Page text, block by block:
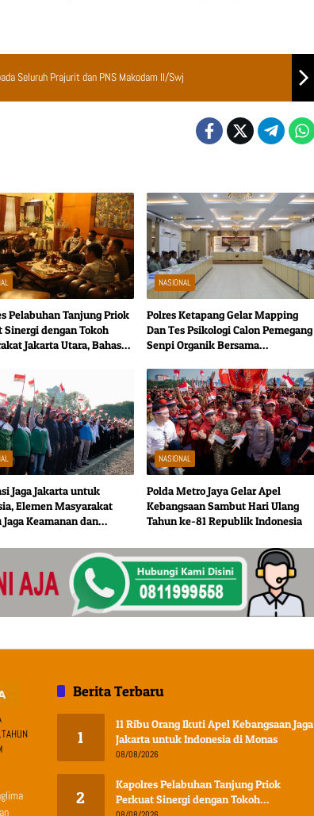
Seluruh Prajurit dan PNS Makodam II/Swj
Pelabuhan Tanjung Priok
Sinergi dengan Tokoh
Jakarta Utara, Bahas
NASIONAL
Polres Ketapang Gelar Mapping
Dan Tes Psikologi Calon Pemegang
Senpi Organik Bersama
Jaga Jakarta untuk
Elemen Masyarakat
Jaga Keamanan dan
NASIONAL
Polda Metro Jaya Gelar Apel
Kebangsaan Sambut Hari Ulang
Tahun ke-81 Republik Indonesia
Berita Terbaru
1
11 Ribu Orang Ikuti Apel Kebangsaan Jaga
Jakarta untuk Indonesia di Monas
08/08/2026
2
Kapolres Pelabuhan Tanjung Priok
Perkuat Sinergi dengan Tokoh